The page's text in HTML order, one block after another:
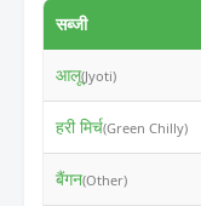
सब्जी
आलू(Jyoti)
हरी मिर्च(Green Chilly)
बैंगन(Other)